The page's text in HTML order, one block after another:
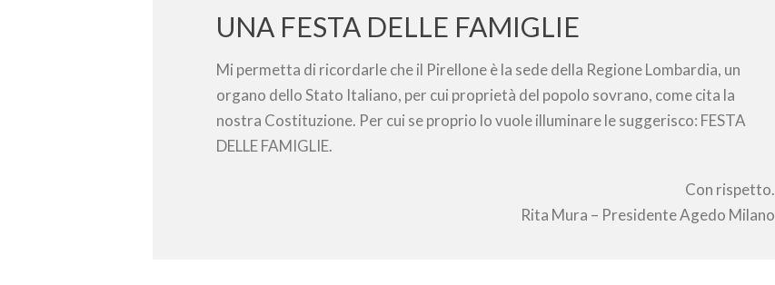
UNA FESTA DELLE FAMIGLIE
Mi permetta di ricordarle che il Pirellone è la sede della Regione Lombardia, un
organo dello Stato Italiano, per cui proprietà del popolo sovrano, come cita la
nostra Costituzione. Per cui se proprio lo vuole illuminare le suggerisco: FESTA
DELLE FAMIGLIE.
Con rispetto.
Rita Mura – Presidente Agedo Milano